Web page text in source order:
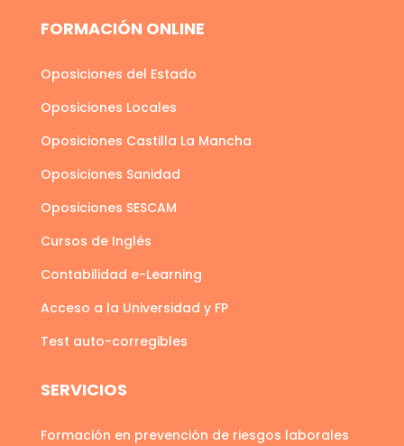
FORMACIÓN ONLINE
Oposiciones del Estado
Oposiciones Locales
Oposiciones Castilla La Mancha
Oposiciones Sanidad
Oposiciones SESCAM
Cursos de Inglés
Contabilidad e-Learning
Acceso a la Universidad y FP
Test auto-corregibles
SERVICIOS
Formación en prevención de riesgos laborales